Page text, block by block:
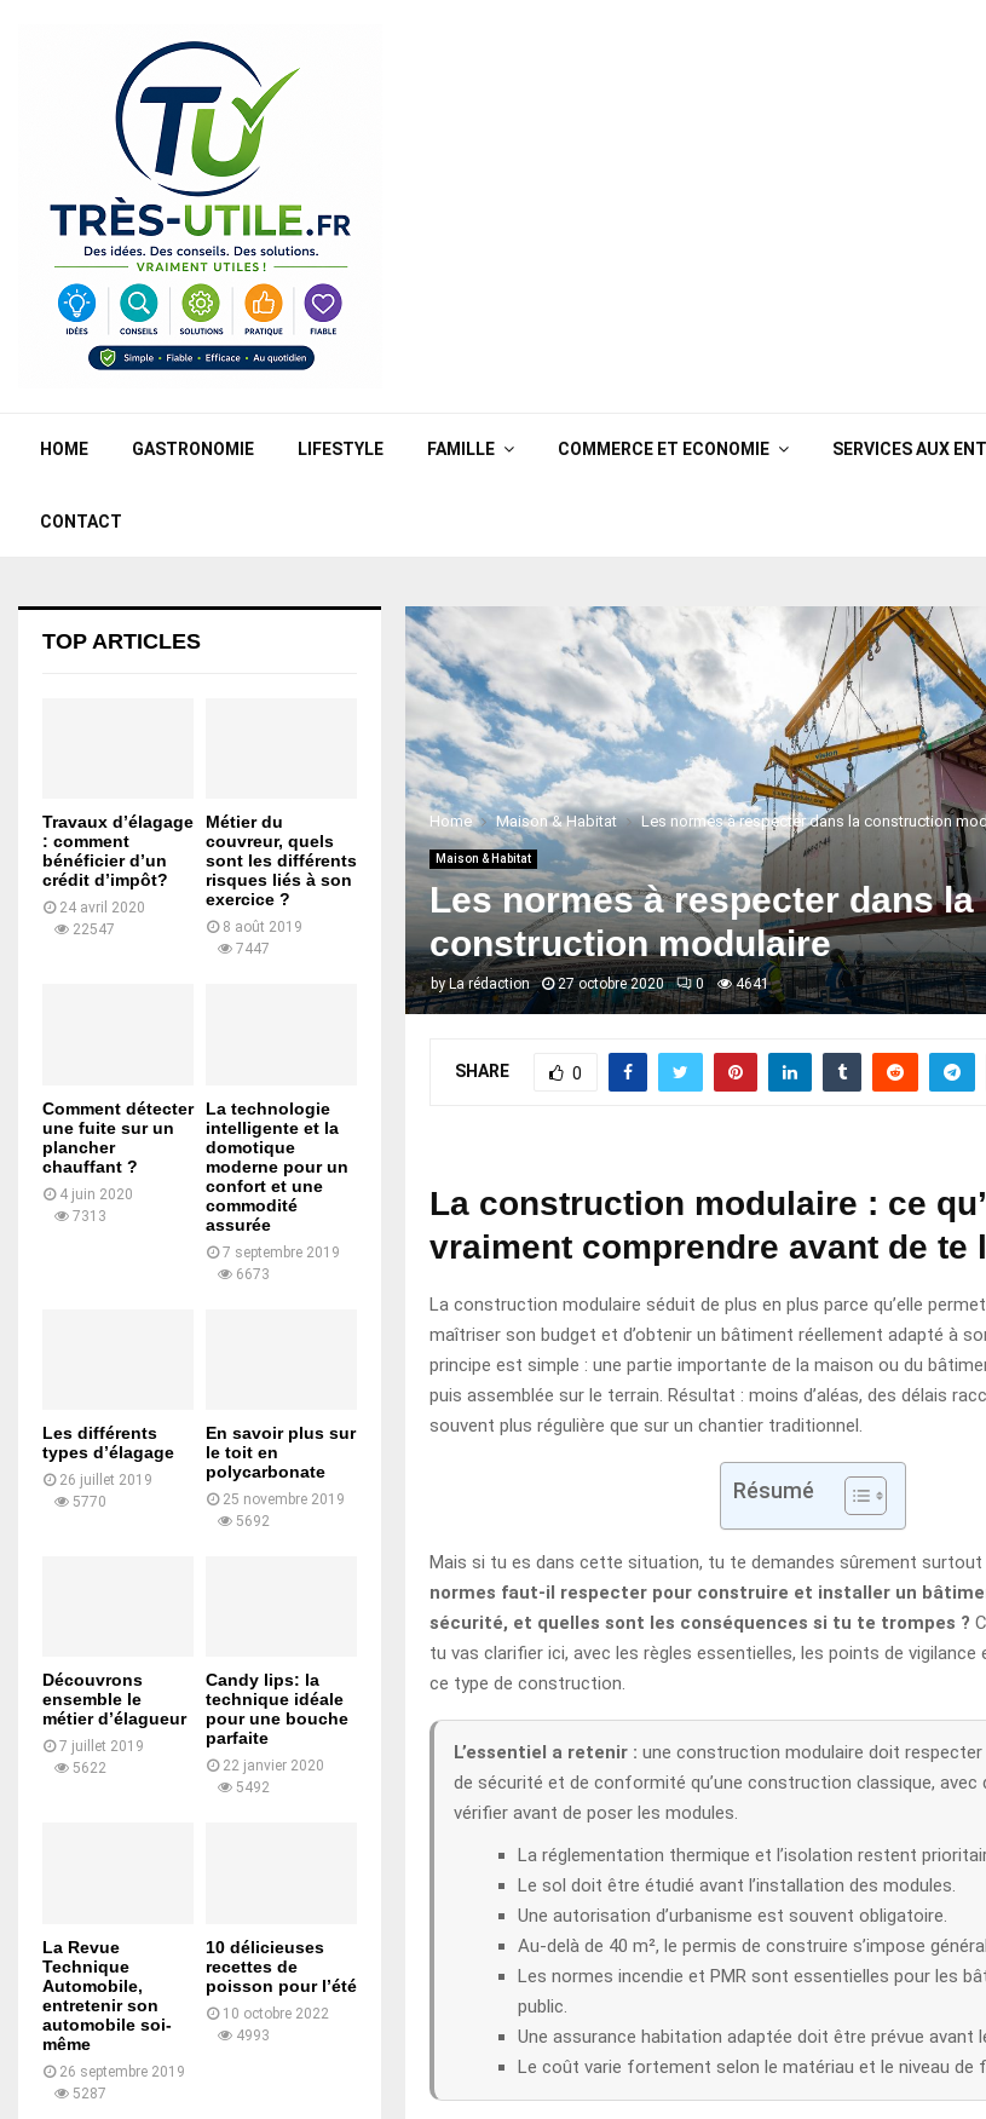
HOME GASTRONOMIE LIFESTYLE FAMILLE COMMERCE ET ECONOMIE SERVICES AUX
CONTACT
Home Maison & Habitat Les normes à respecter dans la construction
Maison & Habitat
Les normes à respecter dans la
construction modulaire
by La rédaction 27 octobre 2020 0 4641
SHARE 0
La construction modulaire : ce
vraiment comprendre avant de te
La construction modulaire séduit de plus en plus parce qu’elle
maîtriser son budget et d’obtenir un bâtiment réellement adapté à
principe est simple : une partie importante de la maison ou du
puis assemblée sur le terrain. Résultat : moins d’aléas, des délais
souvent plus régulière que sur un chantier traditionnel.
Résumé
Mais si tu es dans cette situation, tu te demandes sûrement surtout
normes faut-il respecter pour construire et installer un
sécurité, et quelles sont les conséquences si tu te trompes ?
tu vas clarifier ici, avec les règles essentielles, les points de vigilance
ce type de construction.
L’essentiel a retenir : une construction modulaire doit respecter
de sécurité et de conformité qu’une construction classique, avec
vérifier avant de poser les modules.
La réglementation thermique et l’isolation restent
Le sol doit être étudié avant l’installation des modules.
Une autorisation d’urbanisme est souvent obligatoire.
Au-delà de 40 m², le permis de construire s’impose
Les normes incendie et PMR sont essentielles pour les
public.
Une assurance habitation adaptée doit être prévue avant
Le coût varie fortement selon le matériau et le niveau de
TOP ARTICLES
Travaux d’élagage
: comment
bénéficier d’un
crédit d’impôt?
24 avril 2020
22547
Métier du
couvreur, quels
sont les différents
risques liés à son
exercice ?
8 août 2019
7447
Comment détecter
une fuite sur un
plancher
chauffant ?
4 juin 2020
7313
La technologie
intelligente et la
domotique
moderne pour un
confort et une
commodité
assurée
7 septembre 2019
6673
Les différents
types d’élagage
26 juillet 2019
5770
En savoir plus sur
le toit en
polycarbonate
25 novembre 2019
5692
Découvrons
ensemble le
métier d’élagueur
7 juillet 2019
5622
Candy lips: la
technique idéale
pour une bouche
parfaite
22 janvier 2020
5492
La Revue
Technique
Automobile,
entretenir son
automobile soi-
même
26 septembre 2019
5287
10 délicieuses
recettes de
poisson pour l’été
10 octobre 2022
4993